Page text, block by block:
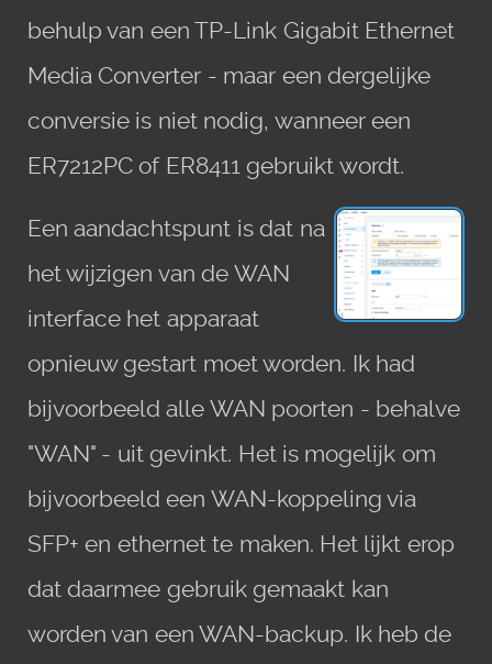
behulp van een TP-Link Gigabit Ethernet
Media Converter - maar een dergelijke
conversie is niet nodig, wanneer een
ER7212PC of ER8411 gebruikt wordt.
Een aandachtspunt is dat na
het wijzigen van de WAN
interface het apparaat
opnieuw gestart moet worden. Ik had
bijvoorbeeld alle WAN poorten - behalve
"WAN" - uit gevinkt. Het is mogelijk om
bijvoorbeeld een WAN-koppeling via
SFP+ en ethernet te maken. Het lijkt erop
dat daarmee gebruik gemaakt kan
worden van een WAN-backup. Ik heb de